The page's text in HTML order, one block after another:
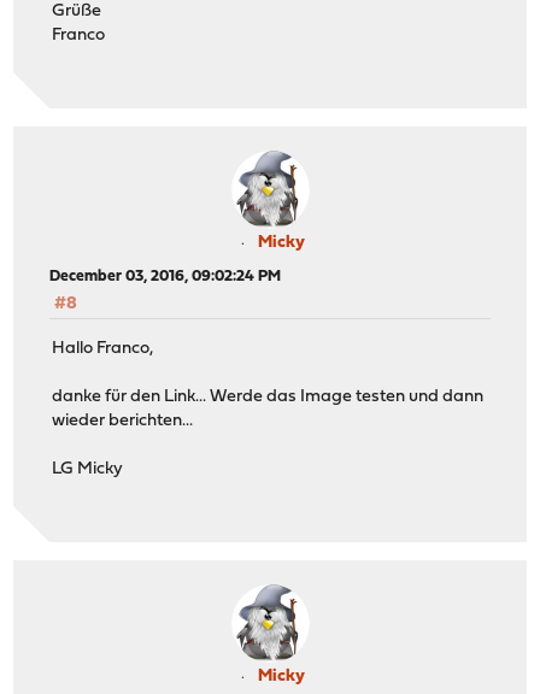
Grüße
Franco
Micky
December 03, 2016, 09:02:24 PM
#8
Hallo Franco,
danke für den Link... Werde das Image testen und dann
wieder berichten...
LG Micky
Micky